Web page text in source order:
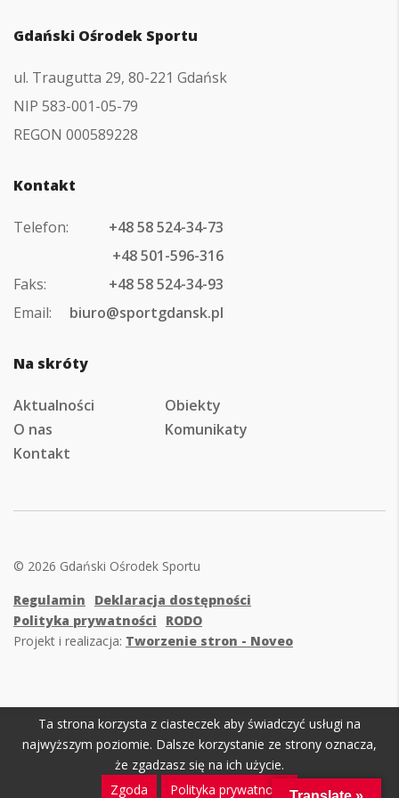
Gdański Ośrodek Sportu
ul. Traugutta 29, 80-221 Gdańsk
NIP 583-001-05-79
REGON 000589228
Kontakt
Telefon:
+48 58 524-34-73
+48 501-596-316
Faks:
+48 58 524-34-93
Email:
biuro@sportgdansk.pl
Na skróty
Aktualności
Obiekty
O nas
Komunikaty
Kontakt
© 2026 Gdański Ośrodek Sportu
Regulamin
Deklaracja dostępności
Polityka prywatności
RODO
Projekt i realizacja: Tworzenie stron - Noveo
Ta strona korzysta z ciasteczek aby świadczyć usługi na
najwyższym poziomie. Dalsze korzystanie ze strony oznacza,
że zgadzasz się na ich użycie.
Zgoda
Polityka prywatności